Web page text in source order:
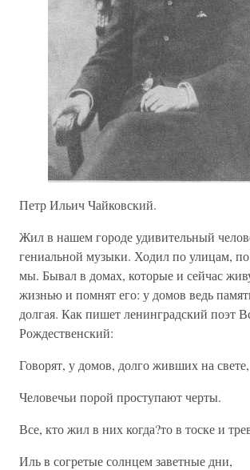
Петр Ильич Чайковский.
Жил в нашем городе удивительный
гениальной музыки. Ходил по улицам,
мы. Бывал в домах, которые и сейчас
жизнью и помнят его: у домов ведь
долгая. Как пишет ленинградский поэт
Рождественский:
Говорят, у домов, долго живших на свете,
Человечьи порой проступают черты.
Все, кто жил в них когда?то в тоске и
Иль в согретые солнцем заветные дни,